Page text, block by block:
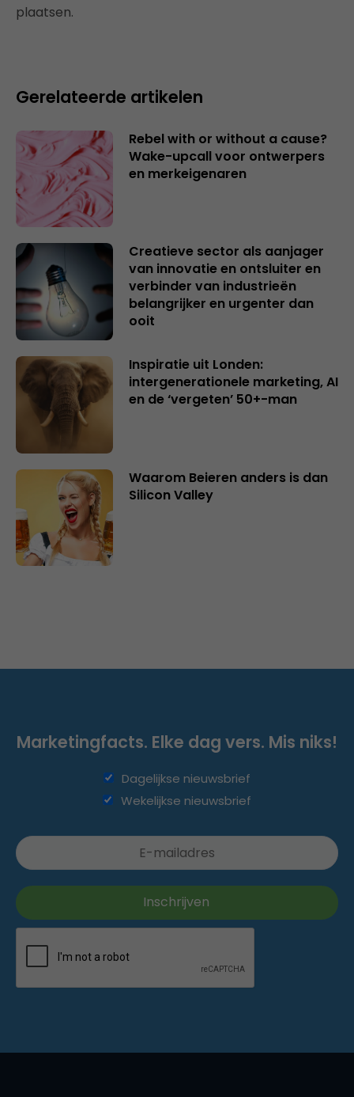
plaatsen.
Gerelateerde artikelen
Rebel with or without a cause?
Wake-upcall voor ontwerpers
en merkeigenaren
Creatieve sector als aanjager
van innovatie en ontsluiter en
verbinder van industrieën
belangrijker en urgenter dan
ooit
Inspiratie uit Londen:
intergenerationele marketing, AI
en de ‘vergeten’ 50+-man
Waarom Beieren anders is dan
Silicon Valley
Marketingfacts. Elke dag vers. Mis niks!
Dagelijkse nieuwsbrief
Wekelijkse nieuwsbrief